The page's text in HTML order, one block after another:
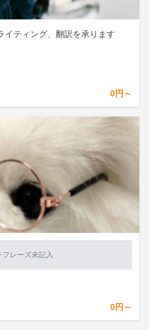
イティング、翻訳を承ります
0円～
フレーズ未記入
0円～